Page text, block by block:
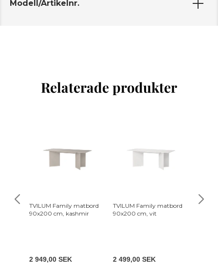
Modell/Artikelnr.
Relaterade produkter
TVILUM Family matbord
90x200 cm, kashmir
2 949,00 SEK
TVILUM Family matbord
90x200 cm, vit
2 499,00 SEK